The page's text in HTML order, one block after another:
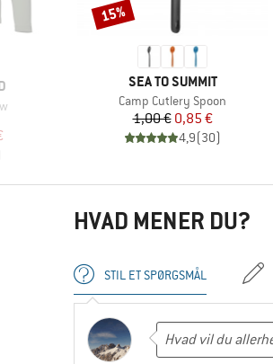
MÆRKE
SEA TO SUMMIT
Artikel
Camp Cutlery Spoon
Pris
1,00 €Nedsat pris
0,85 €
4,9(30)
Rabat
15%
HVAD MENER DU?
STIL ET SPØRGSMÅL